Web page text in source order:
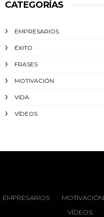
CATEGORÍAS
EMPRESARIOS
ÉXITO‬
FRASES
MOTIVACIÓN
VIDA
VÍDEOS
EMPRESARIOS MOTIVACIÓN
VÍDEOS